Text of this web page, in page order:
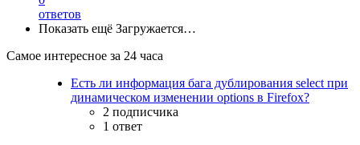
ответов
Показать ещё Загружается…
Самое интересное за 24 часа
Есть ли информация бага дублирования select при
динамическом изменении options в Firefox?
2 подписчика
1 ответ